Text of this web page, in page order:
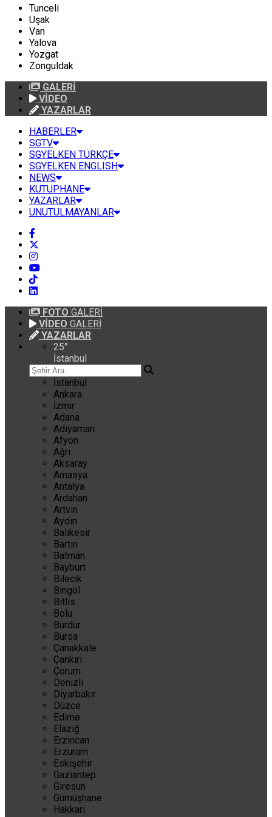
Tunceli
Uşak
Van
Yalova
Yozgat
Zonguldak
GALERİ
VİDEO
YAZARLAR
HABERLER
SGTV
SGYELKEN TÜRKÇE
SGYELKEN ENGLISH
NEWS
KUTUPHANE
YAZARLAR
UNUTULMAYANLAR
FOTO GALERİ
VİDEO GALERİ
YAZARLAR
25°
İstanbul
İstanbul
Ankara
İzmir
Adana
Adıyaman
Afyon
Ağrı
Aksaray
Amasya
Antalya
Ardahan
Artvin
Aydın
Balıkesir
Bartın
Batman
Bayburt
Bilecik
Bingöl
Bitlis
Bolu
Burdur
Bursa
Çanakkale
Çankırı
Çorum
Denizli
Diyarbakır
Düzce
Edirne
Elazığ
Erzincan
Erzurum
Eskişehir
Gaziantep
Giresun
Gümüşhane
Hakkari